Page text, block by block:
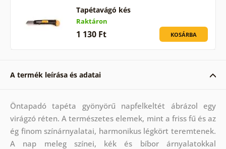
Tapétavágó kés
Raktáron
1 130 Ft KOSÁRBA
A termék leírása és adatai
Öntapadó tapéta gyönyörű napfelkeltét ábrázol egy
virágzó réten. A természetes elemek, mint a friss fű és az
ég finom színárnyalatai, harmonikus légkört teremtenek.
A nap meleg színei, kék és bíbor árnyalatokkal